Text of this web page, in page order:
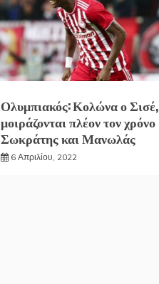
Ολυμπιακός: Κολώνα ο Σισέ,
μοιράζονται πλέον τον χρόνο
Σωκράτης και Μανωλάς
6 Απριλίου, 2022